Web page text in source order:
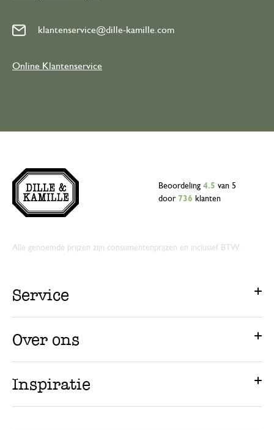
klantenservice@dille-kamille.com
Online Klantenservice
Beoordeling 4.5 van 5
door 736 klanten
Alle genoemde prijzen zijn consumentenprijzen en inclusief BTW.
Service
Over ons
Inspiratie